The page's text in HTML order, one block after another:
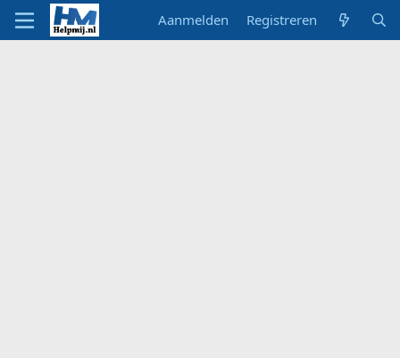
Aanmelden Registreren